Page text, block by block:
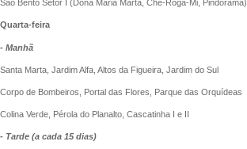
São Bento Setor I (Dona Maria Marta, Che-Roga-Mi, Pindorama)
Quarta-feira
- Manhã
Santa Marta, Jardim Alfa, Altos da Figueira, Jardim do Sul
Corpo de Bombeiros, Portal das Flores, Parque das Orquídeas
Colina Verde, Pérola do Planalto, Cascatinha I e II
- Tarde (a cada 15 dias)